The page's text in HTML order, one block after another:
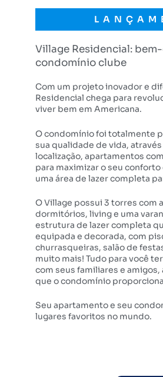
Village Residencial:
condomínio clube
Com um projeto inovador e
Residencial chega para
viver bem em Americana.
O condomínio foi totalmente
sua qualidade de vida,
localização, apartamentos
para maximizar o seu
uma área de lazer completa
O Village possui 3 torres com
dormitórios, living e uma
estrutura de lazer completa
equipada e decorada, com
churrasqueiras, salão de
muito mais! Tudo para você
com seus familiares e
que o condomínio
Seu apartamento e seu
lugares favoritos no mundo.